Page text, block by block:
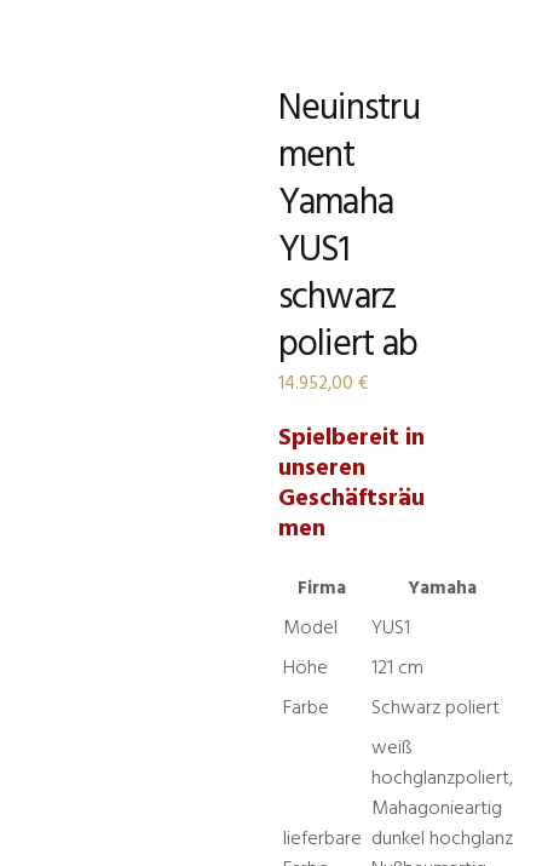
Neuinstru
ment
Yamaha
YUS1
schwarz
poliert ab
14.952,00 €
Spielbereit in
unseren
Geschäftsräu
men
Firma Yamaha
Model
YUS1
Höhe
121 cm
Farbe
Schwarz poliert
lieferbare
weiß
hochglanzpoliert,
Mahagonieartig
dunkel hochglanz